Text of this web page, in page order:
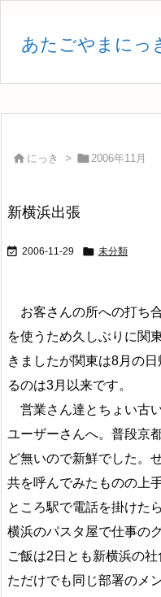
あたごやまにっ
 にっき > 2006年11月
新横浜出張
 2006-11-29  未分類
お客さんの所への打ち
を使うため久しぶりに関
きましたが関東は8月の
るのは3月以来です。
営業さん達とちょい古
ユーザーさんへ。普段京
ど無いので新鮮でした。
共を呼んでみたものの上
ところ駅で電話を掛けた
横浜のパスタ屋で仕事の
ご飯は2日とも新横浜の
ただけでも同じ部署のメ